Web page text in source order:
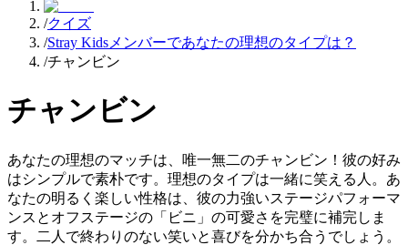
/クイズ
/Stray Kidsメンバーであなたの理想のタイプは？
/チャンビン
チャンビン
あなたの理想のマッチは、唯一無二のチャンビン！彼の好み
はシンプルで素朴です。理想のタイプは一緒に笑える人。あ
なたの明るく楽しい性格は、彼の力強いステージパフォーマ
ンスとオフステージの「ビニ」の可愛さを完璧に補完しま
す。二人で終わりのない笑いと喜びを分かち合うでしょう。